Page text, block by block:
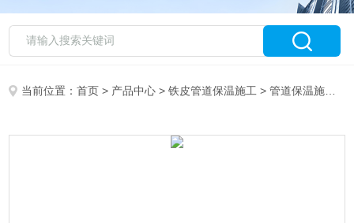
当前位置：首页 > 产品中心 >铁皮管道保温施工 >管道保温施工队